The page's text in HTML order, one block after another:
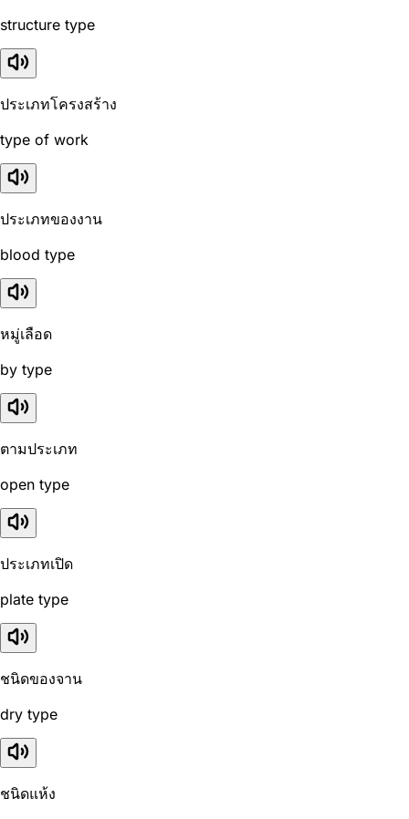
structure type
ประเภทโครงสร้าง
type of work
ประเภทของงาน
blood type
หมู่เลือด
by type
ตามประเภท
open type
ประเภทเปิด
plate type
ชนิดของจาน
dry type
ชนิดแห้ง